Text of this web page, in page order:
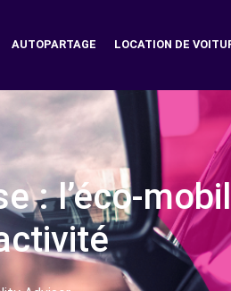
AUTOPARTAGE LOCATION DE
: l’éco-